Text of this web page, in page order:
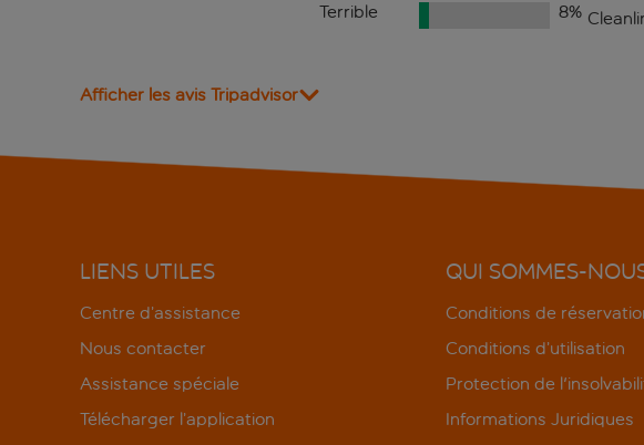
Terrible
8%
Afficher les avis Tripadvisor
LIENS UTILES
Centre d’assistance
Nous contacter
Assistance spéciale
Télécharger l’application
QUI SOMMES-
Conditions de
Conditions d’utilisation
Protection de
Informations Juridiques